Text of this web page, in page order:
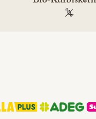
100 %